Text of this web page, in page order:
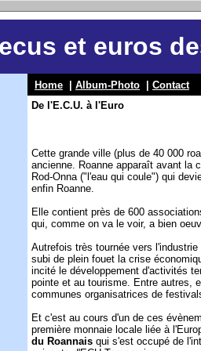
ecus et euros
Home Album-Photo
Contact
De l'E.C.U. à l'Euro
Cette grande ville (plus de 40 000
ancienne. Roanne apparaît avant la
Rod-Onna ("l'eau qui coule") qui
enfin Roanne.
Elle contient près de 600
qui, comme on va le voir, a bien
Autrefois très tournée vers
subi de plein fouet la crise
incité le développement d'activités
pointe et au tourisme. Entre autres,
communes organisatrices de
Et c'est au cours d'un de ces
première monnaie locale liée à
du Roannais qui s'est occupé de